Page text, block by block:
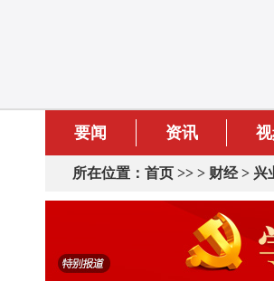
要闻 资讯
所在位置： 首页 >> > 财经> 兴